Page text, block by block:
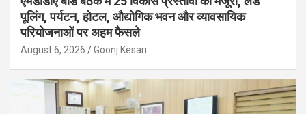
पूलिंग, पर्यटन, होटल, औद्योगिक भवन और व्यावसायिक
परियोजनाओं पर अहम फैसले
August 6, 2026 Goonj Kesari